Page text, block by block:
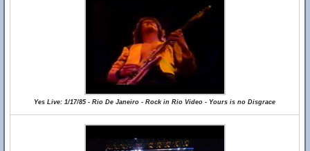
Yes Live: 1/17/85 - Rio De Janeiro - Rock in Rio Video - Yours is no Disgrace